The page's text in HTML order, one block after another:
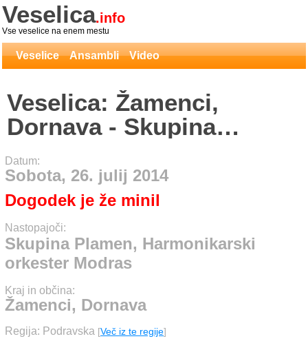
Veselica.info
Vse veselice na enem mestu
Veselice Ansambli Video
Veselica: Žamenci,
Dornava - Skupina
Plamen, Harmonikarski
orkester Modras
Datum:
Sobota, 26. julij 2014
Dogodek je že minil
Nastopajoči:
Skupina Plamen, Harmonikarski
orkester Modras
Kraj in občina:
Žamenci, Dornava
Regija: Podravska [Več iz te regije]